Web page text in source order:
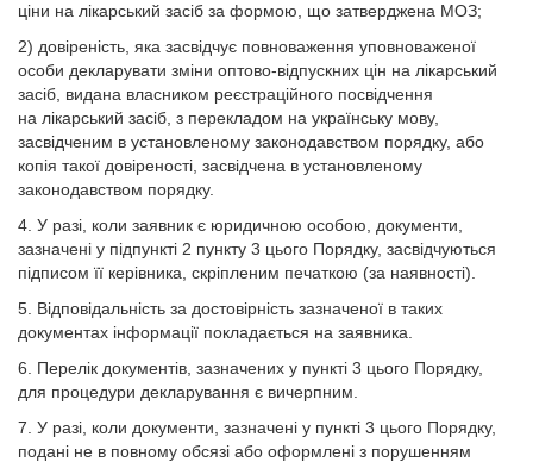
ціни на лікарський засіб за формою, що затверджена МОЗ;
2) довіреність, яка засвідчує повноваження уповноваженої
особи декларувати зміни оптово-відпускних цін на лікарський
засіб, видана власником реєстраційного посвідчення
на лікарський засіб, з перекладом на українську мову,
засвідченим в установленому законодавством порядку, або
копія такої довіреності, засвідчена в установленому
законодавством порядку.
4. У разі, коли заявник є юридичною особою, документи,
зазначені у підпункті 2 пункту 3 цього Порядку, засвідчуються
підписом її керівника, скріпленим печаткою (за наявності).
5. Відповідальність за достовірність зазначеної в таких
документах інформації покладається на заявника.
6. Перелік документів, зазначених у пункті 3 цього Порядку,
для процедури декларування є вичерпним.
7. У разі, коли документи, зазначені у пункті 3 цього Порядку,
подані не в повному обсязі або оформлені з порушенням